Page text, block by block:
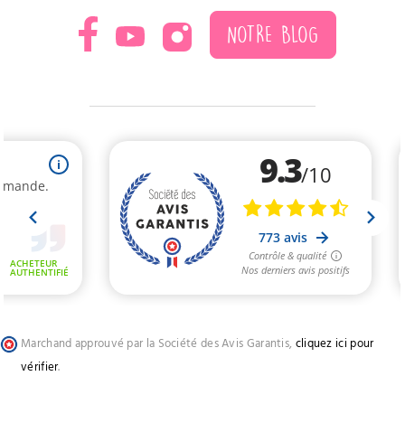
NOTRE BLOG
Marchand approuvé par la Société des Avis Garantis, cliquez ici pour
vérifier.